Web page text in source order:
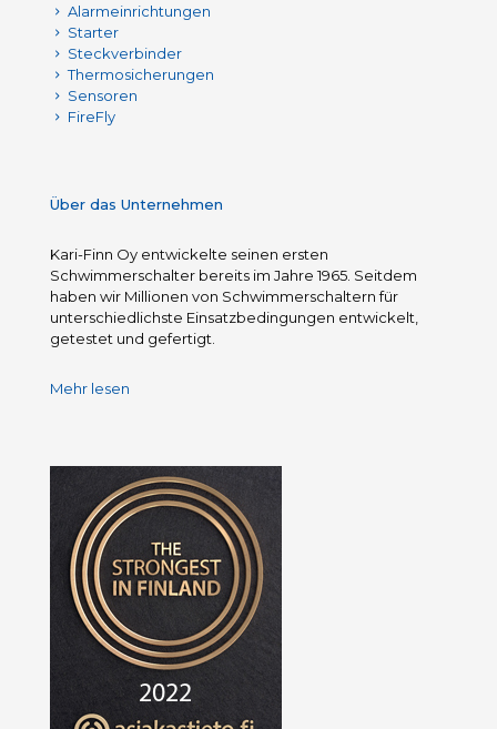
Alarmeinrichtungen
Starter
Steckverbinder
Thermosicherungen
Sensoren
FireFly
Über das Unternehmen
Kari-Finn Oy entwickelte seinen ersten
Schwimmerschalter bereits im Jahre 1965. Seitdem
haben wir Millionen von Schwimmerschaltern für
unterschiedlichste Einsatzbedingungen entwickelt,
getestet und gefertigt.
Mehr lesen